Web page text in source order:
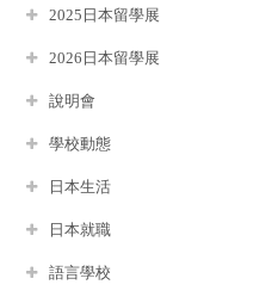
2025日本留學展
2026日本留學展
說明會
學校動態
日本生活
日本就職
語言學校